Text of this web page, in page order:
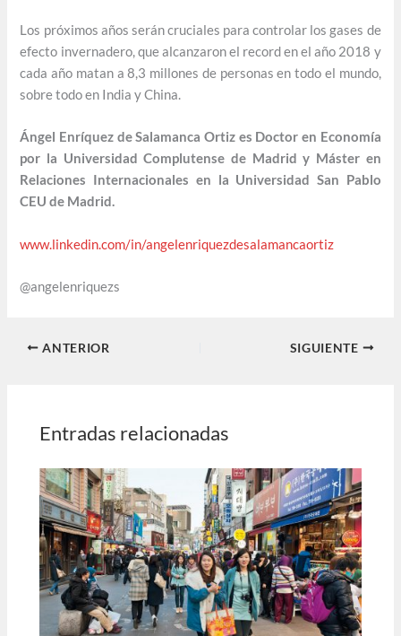
Los próximos años serán cruciales para controlar los gases de
efecto invernadero, que alcanzaron el record en el año 2018 y
cada año matan a 8,3 millones de personas en todo el mundo,
sobre todo en India y China.
Ángel Enríquez de Salamanca Ortiz es Doctor en Economía
por la Universidad Complutense de Madrid y Máster en
Relaciones Internacionales en la Universidad San Pablo
CEU de Madrid.
www.linkedin.com/in/angelenriquezdesalamancaortiz
@angelenriquezs
ANTERIOR SIGUIENTE
Entradas relacionadas